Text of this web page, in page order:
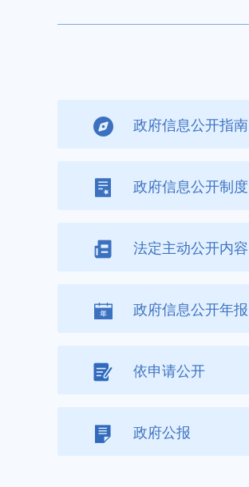
政府信息公开指南
政府信息公开制度
法定主动公开内容
政府信息公开年报
依申请公开
政府公报